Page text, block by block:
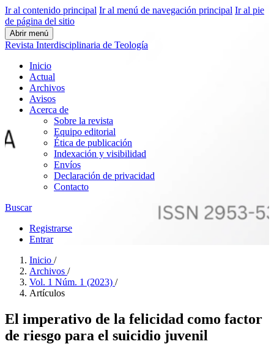
Ir al contenido principal Ir al menú de navegación principal Ir al pie
de página del sitio
Abrir menú
Revista Interdisciplinaria de Teología
Inicio
Actual
Archivos
Avisos
Acerca de
Sobre la revista
Equipo editorial
Ética de publicación
Indexación y visibilidad
Envíos
Declaración de privacidad
Contacto
Buscar
Registrarse
Entrar
Inicio /
Archivos /
Vol. 1 Núm. 1 (2023) /
Artículos
El imperativo de la felicidad como factor
de riesgo para el suicidio juvenil